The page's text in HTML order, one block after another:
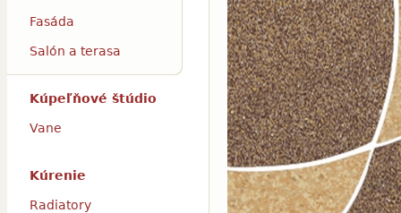
Fasáda
Salón a terasa
Kúpeľňové štúdio
Vane
Kúrenie
Radiatory